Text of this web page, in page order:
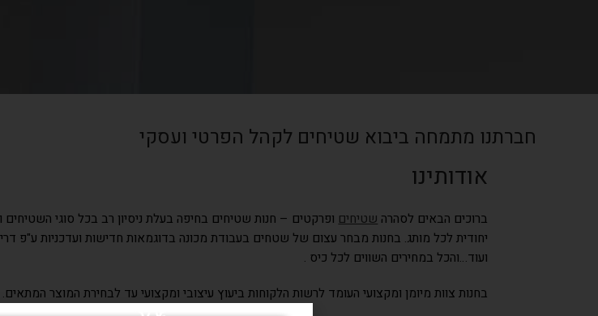
חברתנו מתמחה ביבוא שטיחים לקהל הפרטי ועסקי
אודותינו
ברוכים הבאים לסהרה שטיחים ופרקטים – חנות שטיחים בחיפה בעלת ניסיון רב בכל סוגי
יחודית לכל מותג. בחנות מבחר עצום של שטחים בעבודת מכונה בדוגמאות חדישות ועדכניות ע"פ
ועוד…והכל במחירים השווים לכל כיס .
בחנות צוות מיומן ומקצועי העומד לרשות הלקוחות ביעוץ עיצובי ומקצועי עד לבחירת המוצר המתאים.